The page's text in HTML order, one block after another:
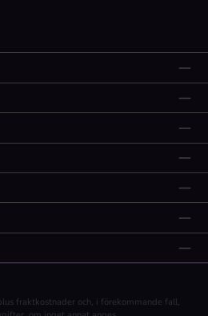
fraktkostnader och, i förekommande fall,